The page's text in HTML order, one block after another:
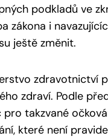
podkladů ve
zákona i
ještě změnit.
zdravotnictví
zdraví. Podle
pro takzvané
které není